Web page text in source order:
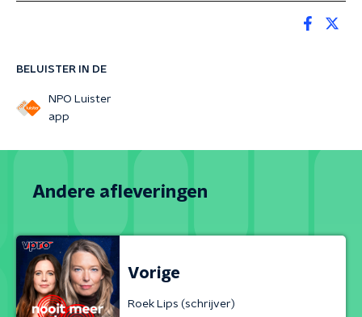
BELUISTER IN DE
NPO Luister
app
Andere afleveringen
Vorige
Roek Lips (schrijver)